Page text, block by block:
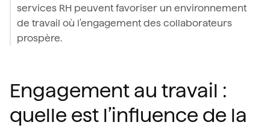
services RH peuvent favoriser un environnement
de travail où l'engagement des collaborateurs
prospère.
Engagement au travail :
quelle est l’influence de la